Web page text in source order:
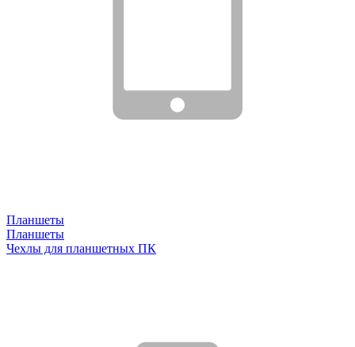
Планшеты
Планшеты
Чехлы для планшетных ПК